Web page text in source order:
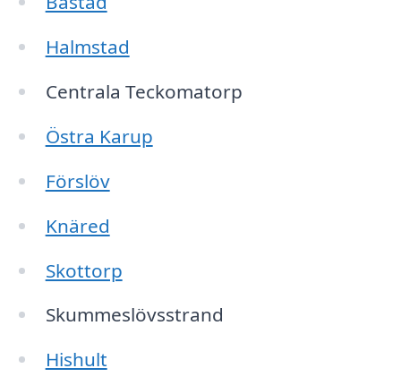
Halmstad
Centrala Teckomatorp
Östra Karup
Förslöv
Knäred
Skottorp
Skummeslövsstrand
Hishult